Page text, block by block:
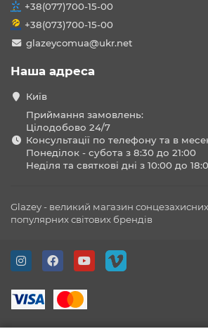
+38(077)700-15-00
+38(073)700-15-00
glazeycomua@ukr.net
Наша адреса
Київ
Приймання замовлень:
Цілодобово 24/7
Консультації по телефону та в
Понеділок - субота з 8:30 до 21:00
Неділя та святкові дні з 10:00 до
Glazey - великий магазин сонцезахисних
популярних світових брендів